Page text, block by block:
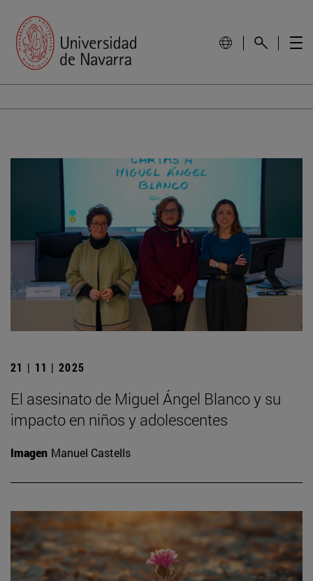
21 | 11 | 2025
El asesinato de Miguel Ángel Blanco y su
impacto en niños y adolescentes
Imagen Manuel Castells